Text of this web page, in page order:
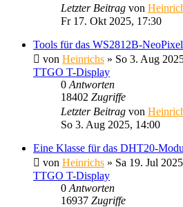
Letzter Beitrag von
Fr 17. Okt 2025, 17:30
Tools für das WS2812B-
von Heinrichs » So 3. Aug
TTGO T-Display
0 Antworten
18402 Zugriffe
Letzter Beitrag von
So 3. Aug 2025, 14:00
Eine Klasse für das DHT20-
von Heinrichs » Sa 19. Jul
TTGO T-Display
0 Antworten
16937 Zugriffe